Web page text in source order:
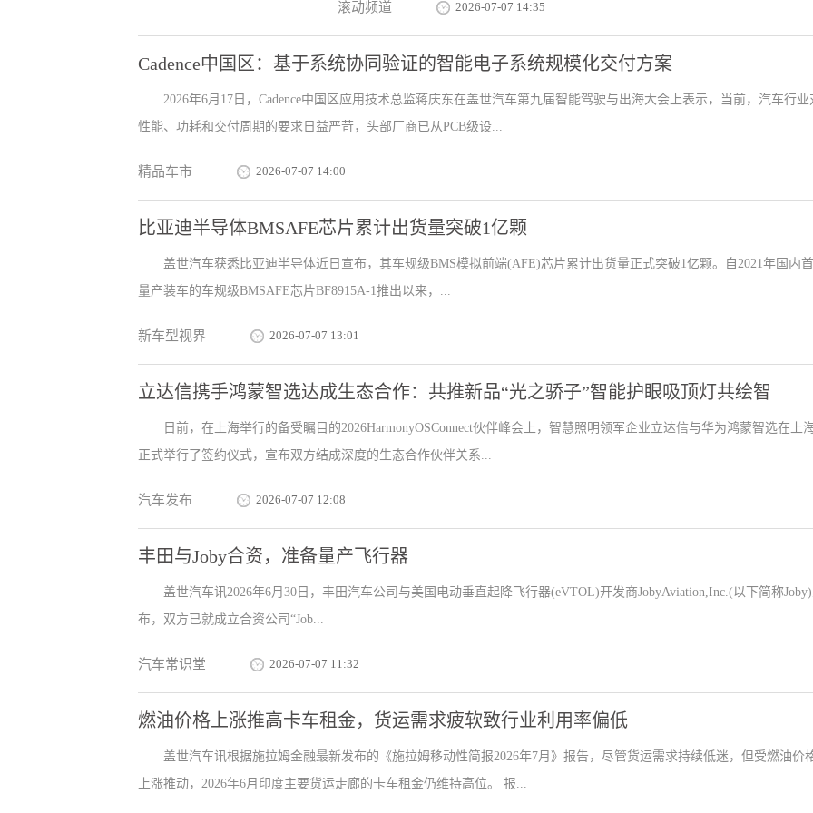
滚动频道 2026-07-07 14:35
Cadence中国区：基于系统协同验证的智能电子系统规模化交付方案
2026年6月17日，Cadence中国区应用技术总监蒋庆东在盖世汽车第九届智能驾驶与出海大会上表示，当前，汽车行业
性能、功耗和交付周期的要求日益严苛，头部厂商已从PCB级设...
精品车市 2026-07-07 14:00
比亚迪半导体BMSAFE芯片累计出货量突破1亿颗
盖世汽车获悉比亚迪半导体近日宣布，其车规级BMS模拟前端(AFE)芯片累计出货量正式突破1亿颗。自2021年国内
量产装车的车规级BMSAFE芯片BF8915A-1推出以来，...
新车型视界 2026-07-07 13:01
立达信携手鸿蒙智选达成生态合作：共推新品“光之骄子”智能护眼吸顶灯共绘智
日前，在上海举行的备受瞩目的2026HarmonyOSConnect伙伴峰会上，智慧照明领军企业立达信与华为鸿蒙智选在上
正式举行了签约仪式，宣布双方结成深度的生态合作伙伴关系...
汽车发布 2026-07-07 12:08
丰田与Joby合资，准备量产飞行器
盖世汽车讯2026年6月30日，丰田汽车公司与美国电动垂直起降飞行器(eVTOL)开发商JobyAviation,Inc.(以下简称
布，双方已就成立合资公司“Job...
汽车常识堂 2026-07-07 11:32
燃油价格上涨推高卡车租金，货运需求疲软致行业利用率偏低
盖世汽车讯根据施拉姆金融最新发布的《施拉姆移动性简报2026年7月》报告，尽管货运需求持续低迷，但受燃油价
上涨推动，2026年6月印度主要货运走廊的卡车租金仍维持高位。 报...